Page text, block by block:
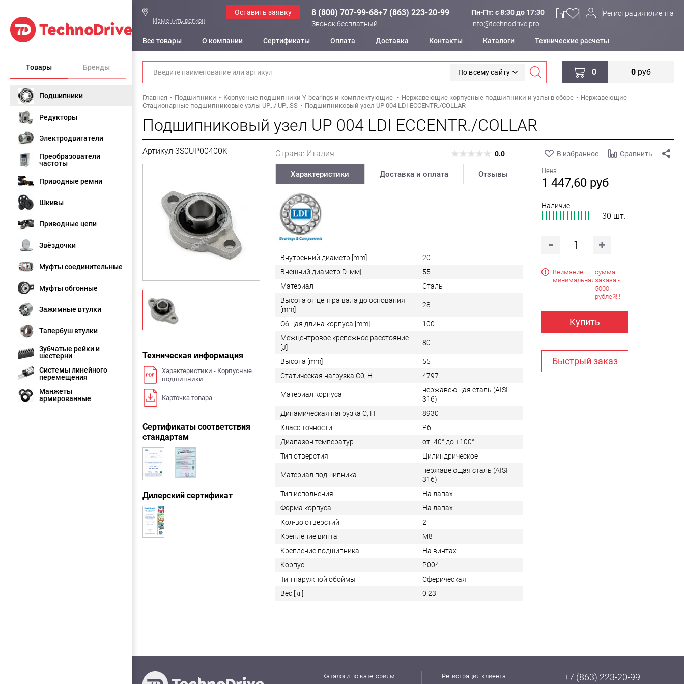
Товары Бренды
Подшипники
Редукторы
Электродвигатели
Преобразователи
частоты
Приводные ремни
Шкивы
Приводные цепи
Звёздочки
Муфты соединительные
Муфты обгонные
Зажимные втулки
Тапербуш втулки
Зубчатые рейки и
шестерни
Системы линейного
перемещения
Манжеты
армированные
Изменить регион
Оставить заявку 8 (800) 707-99-68+7 (863) 223-20-99
Звонок бесплатный
Пн-Пт: c 8:30 до 17:30
info@technodrive.pro
Регистрация клиента
Все товары О компании Сертификаты Оплата Доставка Контакты Каталоги Технические расчеты
По всему сайту 0 0руб
Главная Подшипники Корпусные подшипники Y-bearings и комплектующие Нержавеющие корпусные подшипники и узлы в сборе
Нержавеющие
Стационарные подшипниковые узлы UP.../ UP...SS
Подшипниковый узел UP 004 LDI ECCENTR./COLLAR
Подшипниковый узел UP 004 LDI ECCENTR./COLLAR
Артикул 3S0UP00400K Страна: Италия 0.0 В избранное Сравнить
Техническая информация
Характеристики - Корпусные
подшипники
Карточка товара
Сертификаты соответствия
стандартам
Дилерский сертификат
Цена
1 447,60 руб
Наличие
30 шт.
Внимание:
минимальная
сумма
заказа -
5000
рублей!!!
Купить
Быстрый заказ
Характеристики Доставка и оплата Отзывы
Внутренний диаметр [mm]
20
Внешний диаметр D [мм]
55
Материал
Сталь
Высота от центра вала до основания
[mm]
28
Общая длина корпуса [mm]
100
Межцентровое крепежное расстояние
[J]
80
Высота [mm]
55
Статическая нагрузка C0, Н
4797
Материал корпуса
нержавеющая сталь (AISI
316)
Динамическая нагрузка C, Н
8930
Класс точности
P6
Диапазон температур
от -40° до +100°
Тип отверстия
Цилиндрическое
Материал подшипника
нержавеющая сталь (AISI
316)
Тип исполнения
На лапах
Форма корпуса
На лапах
Кол-во отверстий
2
Крепление винта
M8
Крепление подшипника
На винтах
Корпус
P004
Тип наружной обоймы
Сферическая
Вес [кг]
0.23
Каталоги по категориям
Регистрация клиента +7 (863) 223-20-99